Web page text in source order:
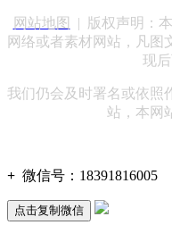
网站地图
| 版权声明：
网络或者素材网站，凡图
现
我们仍会及时署名或依照
站，本网
+ 微信号： 18391816005
点击复制微信